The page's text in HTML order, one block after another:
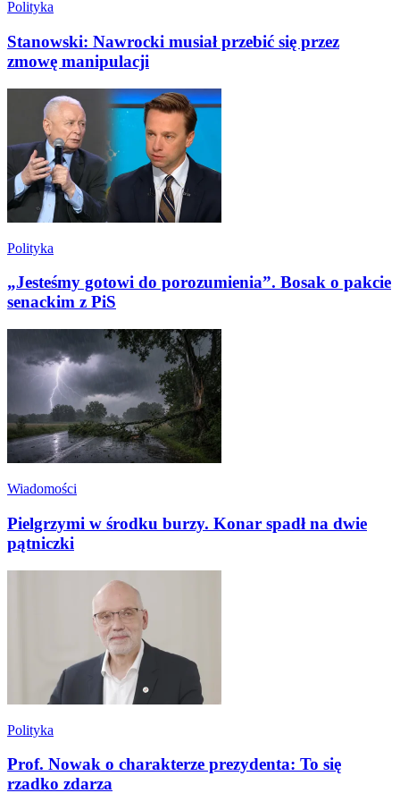
Polityka
Stanowski: Nawrocki musiał przebić się przez
zmowę manipulacji
Polityka
„Jesteśmy gotowi do porozumienia”. Bosak o pakcie
senackim z PiS
Wiadomości
Pielgrzymi w środku burzy. Konar spadł na dwie
pątniczki
Polityka
Prof. Nowak o charakterze prezydenta: To się
rzadko zdarza